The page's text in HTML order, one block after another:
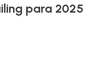
para 2025